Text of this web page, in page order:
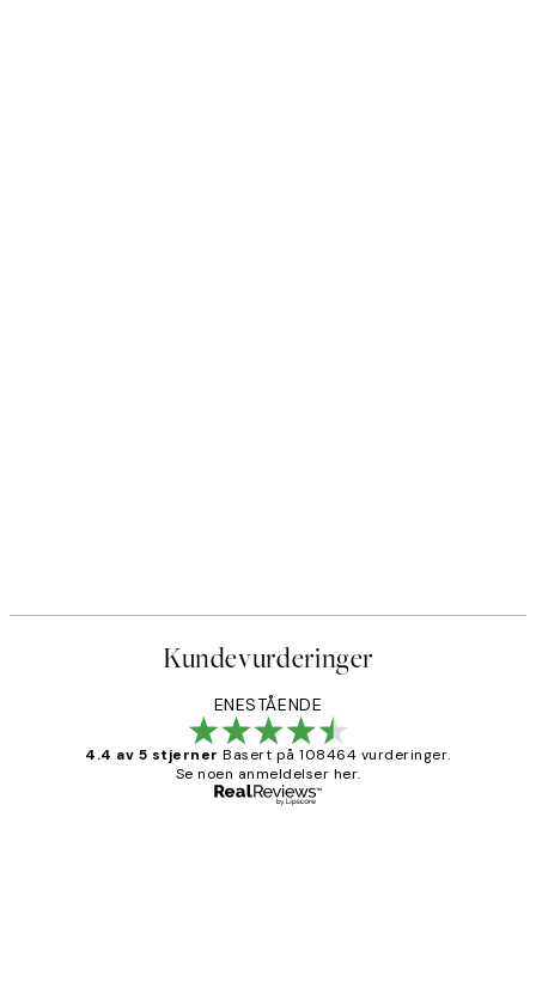
Kundevurderinger
ENESTÅENDE
4.4 av 5 stjerner Basert på 108464 vurderinger.
Se noen anmeldelser her.